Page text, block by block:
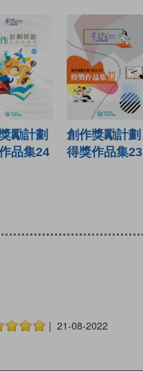
勵計劃
品集24
創作獎勵計劃
得獎作品集23
| 21-08-2022